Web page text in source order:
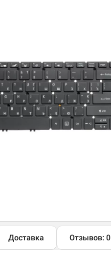
Доставка Отзывов: 0